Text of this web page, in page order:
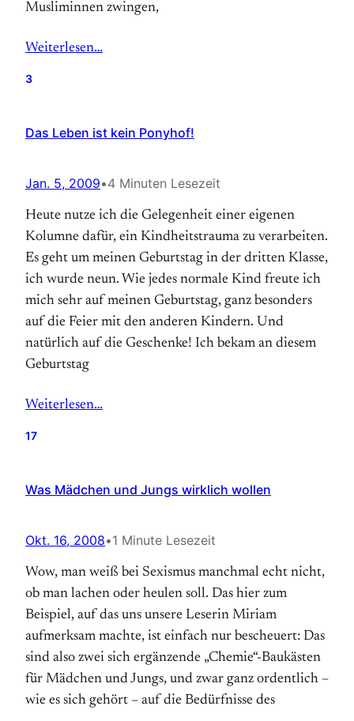
Musliminnen zwingen,
Weiterlesen…
3
Das Leben ist kein Ponyhof!
Jan. 5, 2009•4 Minuten Lesezeit
Heute nutze ich die Gelegenheit einer eigenen
Kolumne dafür, ein Kindheitstrauma zu verarbeiten.
Es geht um meinen Geburtstag in der dritten Klasse,
ich wurde neun. Wie jedes normale Kind freute ich
mich sehr auf meinen Geburtstag, ganz besonders
auf die Feier mit den anderen Kindern. Und
natürlich auf die Geschenke! Ich bekam an diesem
Geburtstag
Weiterlesen…
17
Was Mädchen und Jungs wirklich wollen
Okt. 16, 2008•1 Minute Lesezeit
Wow, man weiß bei Sexismus manchmal echt nicht,
ob man lachen oder heulen soll. Das hier zum
Beispiel, auf das uns unsere Leserin Miriam
aufmerksam machte, ist einfach nur bescheuert: Das
sind also zwei sich ergänzende „Chemie“-Baukästen
für Mädchen und Jungs, und zwar ganz ordentlich –
wie es sich gehört – auf die Bedürfnisse des